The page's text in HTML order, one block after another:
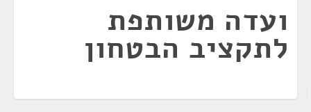
ועדה משותפת
לתקציב הבטחון